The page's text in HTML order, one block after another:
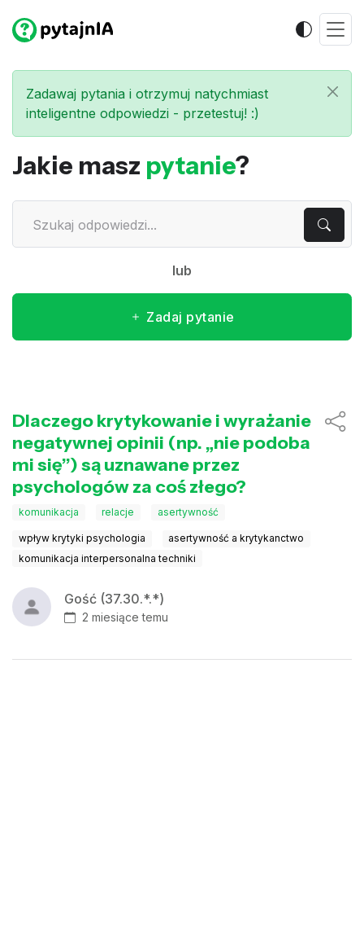
Zadawaj pytania i otrzymuj natychmiast
inteligentne odpowiedzi - przetestuj! :)
Jakie masz pytanie?
lub
Zadaj pytanie
Dlaczego krytykowanie i wyrażanie
negatywnej opinii (np. „nie podoba
mi się”) są uznawane przez
psychologów za coś złego?
komunikacja relacje asertywność
wpływ krytyki psychologia
asertywność a krytykanctwo
komunikacja interpersonalna techniki
Gość (37.30.*.*)
2 miesiące temu